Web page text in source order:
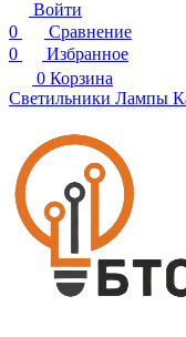
Войти
0
Сравнение
0
Избранное
0 Корзина
Светильники Лампы